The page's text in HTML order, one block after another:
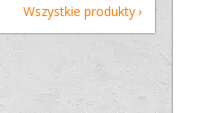
Wszystkie produkty